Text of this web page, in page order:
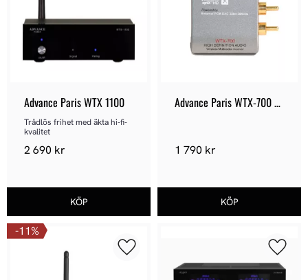
Advance Paris WTX 1100
Trådlös frihet med äkta hi-fi-
kvalitet
2 690 kr
Advance Paris WTX-700
1 790 kr
11%
Lägg till i favoriter
Lägg